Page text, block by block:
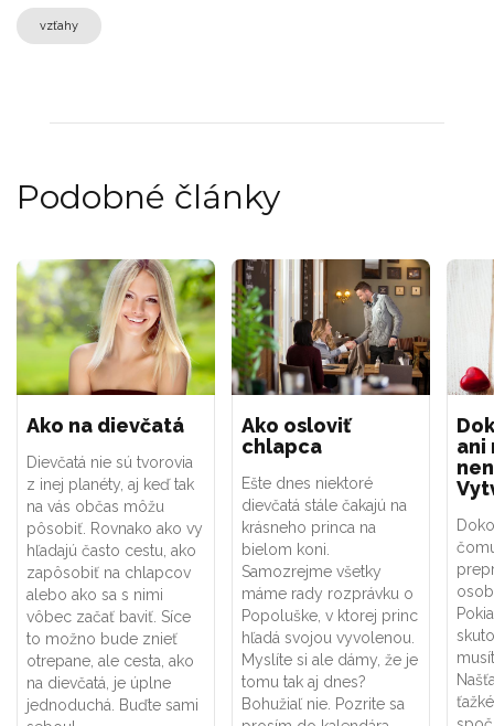
vzťahy
Podobné články
Ako na dievčatá
Dievčatá nie sú tvorovia
z inej planéty, aj keď tak
na vás občas môžu
pôsobiť. Rovnako ako vy
hľadajú často cestu, ako
zapôsobiť na chlapcov
alebo ako sa s nimi
vôbec začať baviť. Síce
to možno bude znieť
otrepane, ale cesta, ako
na dievčatá, je úplne
jednoduchá. Buďte sami
Ako osloviť
chlapca
Ešte dnes niektoré
dievčatá stále čakajú na
krásneho princa na
bielom koni.
Samozrejme všetky
máme rady rozprávku o
Popoluške, v ktorej princ
hľadá svojou vyvolenou.
Myslíte si ale dámy, že je
tomu tak aj dnes?
Bohužiaľ nie. Pozrite sa
ani